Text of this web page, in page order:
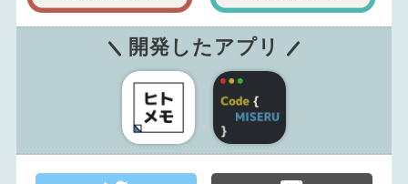
開発したアプリ